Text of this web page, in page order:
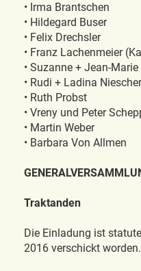
• Irma Brantschen
• Hildegard Buser
• Felix Drechsler
• Franz Lachenmeier
• Suzanne + Jean-
• Rudi + Ladina Niescher
• Ruth Probst
• Vreny und Peter
• Martin Weber
• Barbara Von Allmen
Traktanden
Die Einladung ist
2016 verschickt worden.